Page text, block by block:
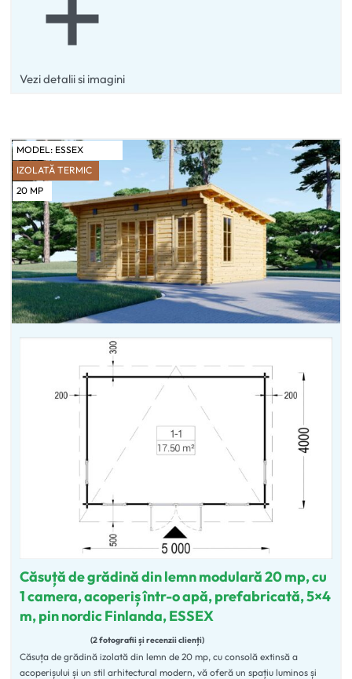
Vezi detalii si imagini
IZOLATĂ TERMIC
MODEL: ESSEX
20 MP
Căsuță de grădină din lemn modulară 20 mp, cu
1 camera, acoperiș într-o apă, prefabricată, 5×4
m, pin nordic Finlanda, ESSEX
Evaluat la5.00din 5
2 fotografii și recenzii clienți
Căsuța de grădină izolată din lemn de 20 mp, cu consolă extinsă a
acoperișului și un stil arhitectural modern, vă oferă un spațiu luminos și